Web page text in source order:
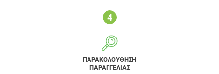
ΠΑΡΑΚΟΛΟΥΘΗΣΗ
ΠΑΡΑΓΓΕΛΙΑΣ